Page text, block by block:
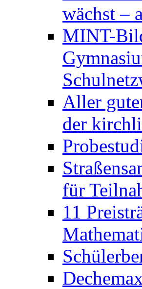
wächst –
MINT-
Aller
der
für
11